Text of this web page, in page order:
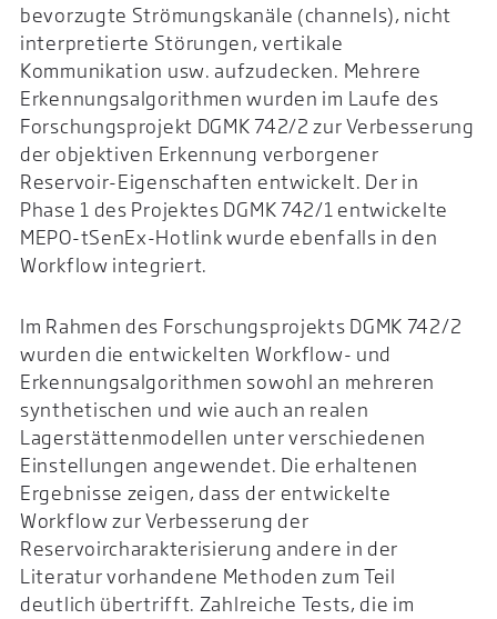
bevorzugte Strömungskanäle (channels), nicht
interpretierte Störungen, vertikale
Kommunikation usw. aufzudecken. Mehrere
Erkennungsalgorithmen wurden im Laufe des
Forschungsprojekt DGMK 742/2 zur Verbesserung
der objektiven Erkennung verborgener
Reservoir-Eigenschaften entwickelt. Der in
Phase 1 des Projektes DGMK 742/1 entwickelte
MEPO-tSenEx-Hotlink wurde ebenfalls in den
Workflow integriert.
Im Rahmen des Forschungsprojekts DGMK 742/2
wurden die entwickelten Workflow- und
Erkennungsalgorithmen sowohl an mehreren
synthetischen und wie auch an realen
Lagerstättenmodellen unter verschiedenen
Einstellungen angewendet. Die erhaltenen
Ergebnisse zeigen, dass der entwickelte
Workflow zur Verbesserung der
Reservoircharakterisierung andere in der
Literatur vorhandene Methoden zum Teil
deutlich übertrifft. Zahlreiche Tests, die im